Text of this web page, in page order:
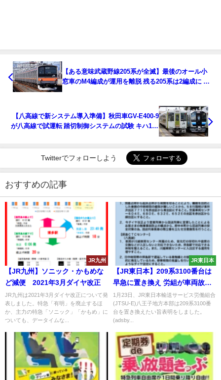
【ある意味武蔵野線205系が全滅】最後のオール小
窓車のM4編成が運用を離脱 残る205系は2編成に 大
【八高線で新システム導入準備】秋田車GV-E400-9
が八高線で試運転 踏切制御システムの試験 キハ110
Twitterでフォローしよう
おすすめの記事
JR九州
【JR九州】ソニック・かもめな
ど減便 2021年3月ダイヤ改正
JR九州は2021年3月ダイヤ改正について発
表しました。特急「有明」を廃止するほ
か、主力の特急「ソニック」「かもめ」に
ついても、データイムな...
JR東日本
【JR東日本】209系3100番台は
早急に置き換え 労組が車両故障
多発を指摘
1月23日、JR東日本輸送サービス労働組合
(JTSU-E)八王子地方本部は209系3100番
台を置き換えたい旨表明をしました。
(adsby...